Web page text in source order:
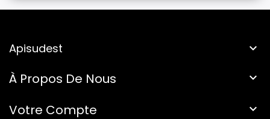
Apisudest 
À Propos De Nous 
Votre Compte 